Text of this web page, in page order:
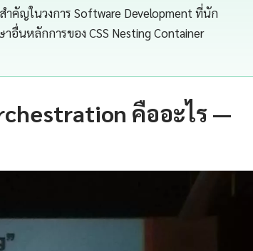
ำคัญในวงการ Software Development ที่นัก
อื่นหลักการของ CSS Nesting Container
คืออะไร —